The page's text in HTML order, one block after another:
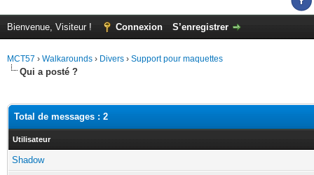
Bienvenue, Visiteur ! Connexion S’enregistrer
MCT57 › Walkarounds › Divers › Support pour maquettes
Qui a posté ?
Total de messages : 2
Utilisateur
Shadow